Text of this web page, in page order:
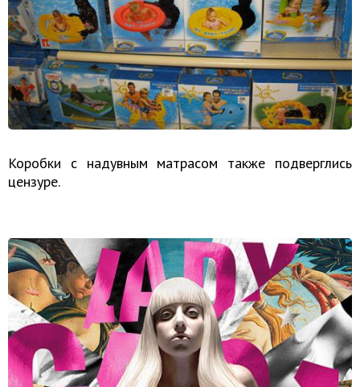
Коробки с надувным матрасом также подверглись
цензуре.